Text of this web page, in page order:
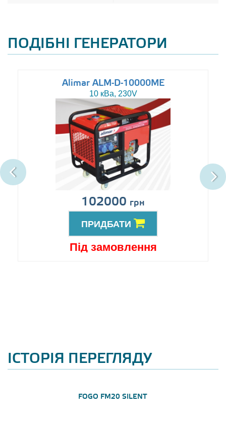
ПОДІБНІ ГЕНЕРАТОРИ
Alimar ALM-D-10000ME
10 кВа, 230V
102000 грн
ПРИДБАТИ
Під замовлення
ІСТОРІЯ ПЕРЕГЛЯДУ
FOGO FM20 SILENT